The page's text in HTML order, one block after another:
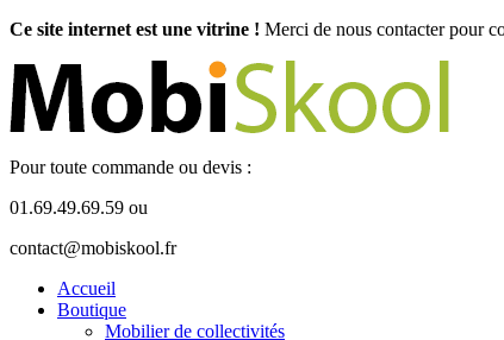
Ce site internet est une vitrine ! Merci de nous contacter pour
Pour toute commande ou devis :
01.69.49.69.59 ou
contact@mobiskool.fr
Accueil
Boutique
Mobilier de collectivités